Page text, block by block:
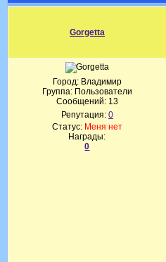
Gorgetta
Город: Владимир
Группа: Пользователи
Сообщений: 13
Репутация: 0
Статус: Меня нет
Награды:
0